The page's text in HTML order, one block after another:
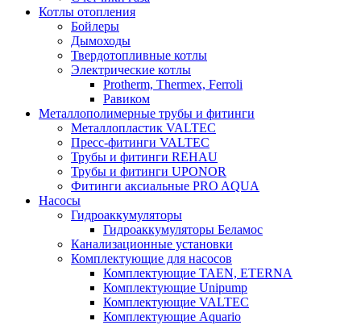
Котлы отопления
Бойлеры
Дымоходы
Твердотопливные котлы
Электрические котлы
Protherm, Thermex, Ferroli
Равиком
Металлополимерные трубы и фитинги
Металлопластик VALTEC
Пресс-фитинги VALTEC
Трубы и фитинги REHAU
Трубы и фитинги UРONOR
Фитинги аксиальные PRO AQUA
Насосы
Гидроаккумуляторы
Гидроаккумуляторы Беламос
Канализационные установки
Комплектующие для насосов
Комплектующие TAEN, ETERNA
Комплектующие Unipump
Комплектующие VALTEC
Комплектующие Аquario